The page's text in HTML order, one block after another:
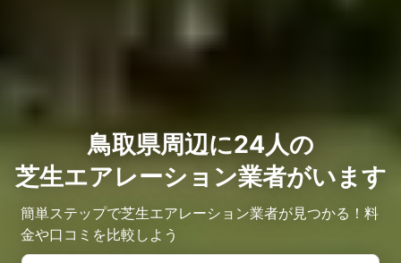
鳥取県周辺に24人の
芝生エアレーション業者がいます
簡単ステップで芝生エアレーション業者が見つかる！料
金や口コミを比較しよう